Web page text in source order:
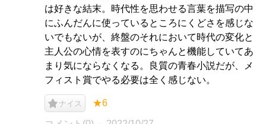
は好きな結末。時代性を思わせる言葉を描写の中
にふんだんに使っているところにくどさを感じな
いでもないが、終盤のそれにおいて時代の変化と
主人公の心情を表すのにちゃんと機能していてあ
まり気にならなくなる。良質の青春小説だが、メ
フィスト賞でやる必要は全く感じない。
ナイス ★6